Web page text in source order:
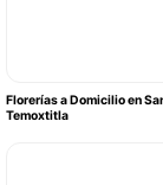
Florerías a Domicilio en
Temoxtitla